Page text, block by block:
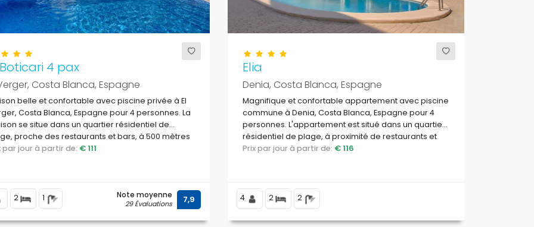
4 pax
Costa Blanca, Espagne
belle et confortable avec piscine privée à El
Costa Blanca, Espagne pour 4 personnes. La
se situe dans un quartier résidentiel de
proche des restaurants et bars, à 500 mètres
plage Playa L'Almadrava et à 500 mètres de la
par jour à partir de: € 111
2 1 Note moyenne
29 Évaluations 7,9
Elia
Denia, Costa Blanca, Espagne
Magnifique et confortable appartement avec piscine
commune à Denia, Costa Blanca, Espagne pour 4
personnes. L'appartement est situé dans un quartier
résidentiel de plage, à proximité de restaurants et
bars, boutiques et supermarchés, à 500 m de la
Prix par jour à partir de: € 116
4 2 2